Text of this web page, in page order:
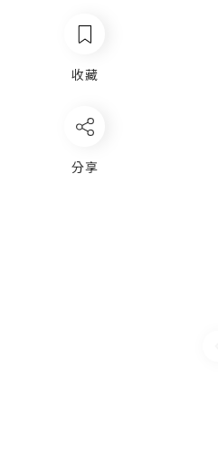
收藏
分享